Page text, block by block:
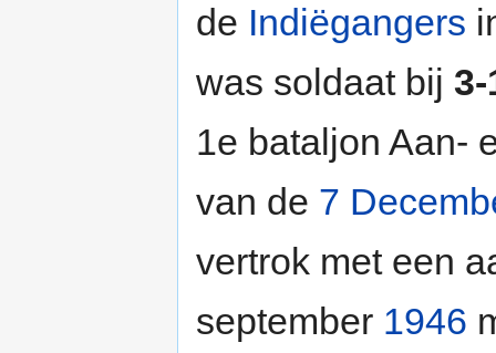
de Indiëgangers
was soldaat bij
1e bataljon Aan-
van de 7
vertrok met een
september 1946